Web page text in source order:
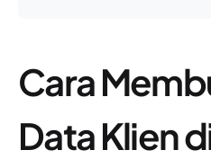
Cara
Data Klien